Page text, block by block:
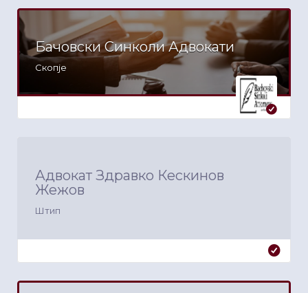
Бачовски Синколи Адвокати
Скопје
Адвокат Здравко Кескинов
Жежов
Штип